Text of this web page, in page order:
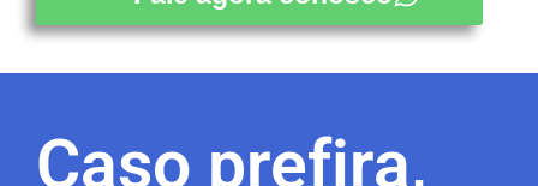
Caso prefira,